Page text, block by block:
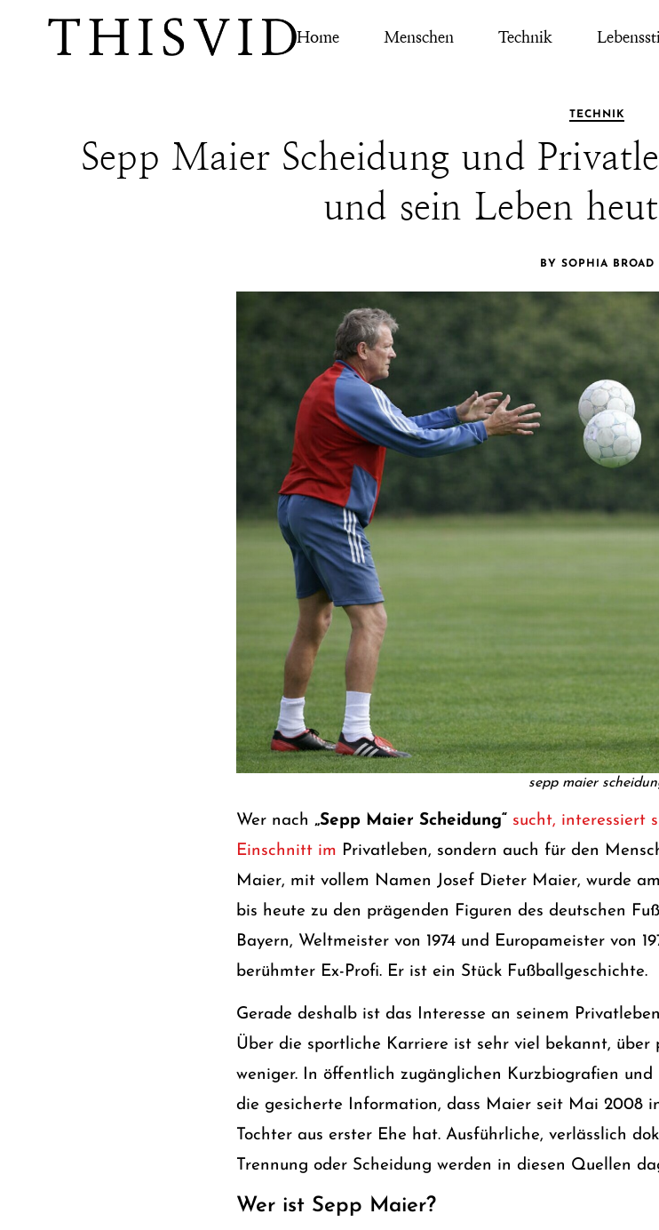
Home Menschen Technik
TECHNIK
Sepp Maier Scheidung und
und sein Leben
BY SOPHIA BROAD
sepp maier
Wer nach „Sepp Maier Scheidung“ sucht, interessiert
Einschnitt im Privatleben, sondern auch für den
Maier, mit vollem Namen Josef Dieter Maier, wurde
bis heute zu den prägenden Figuren des deutschen
Bayern, Weltmeister von 1974 und Europameister von
berühmter Ex-Profi. Er ist ein Stück Fußballgeschichte.
Gerade deshalb ist das Interesse an seinem
Über die sportliche Karriere ist sehr viel bekannt, über
weniger. In öffentlich zugänglichen Kurzbiografien
die gesicherte Information, dass Maier seit Mai 2008
Tochter aus erster Ehe hat. Ausführliche, verlässlich
Trennung oder Scheidung werden in diesen Quellen
Wer ist Sepp Maier?